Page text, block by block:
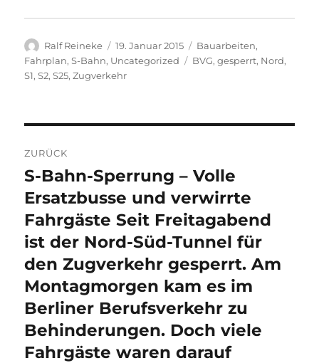
Autor
Ralf Reineke
Veröffentlicht
am
19. Januar 2015 Kategorien
Bauarbeiten,
Fahrplan,S-Bahn, Uncategorized Schlagwörter
BVG,gesperrt, Nord,
S1,S2,S25,Zugverkehr
ZURÜCK
Vorheriger
Beitrag:
S-Bahn-Sperrung – Volle
Ersatzbusse und verwirrte
Fahrgäste Seit Freitagabend
ist der Nord-Süd-Tunnel für
den Zugverkehr gesperrt. Am
Montagmorgen kam es im
Berliner Berufsverkehr zu
Behinderungen. Doch viele
Fahrgäste waren darauf